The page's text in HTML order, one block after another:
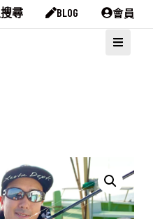
搜尋 BLOG 會員